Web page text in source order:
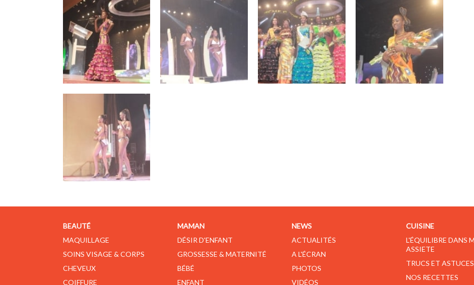
BEAUTÉ
MAQUILLAGE
SOINS VISAGE & CORPS
CHEVEUX
COIFFURE
MAMAN
DÉSIR D'ENFANT
GROSSESSE & MATERNITÉ
BÉBÉ
ENFANT
NEWS
ACTUALITÉS
A L'ÉCRAN
PHOTOS
VIDÉOS
CUISINE
L'ÉQUILIBRE DANS
ASSIETE
TRUCS ET ASTUCES
NOS RECETTES